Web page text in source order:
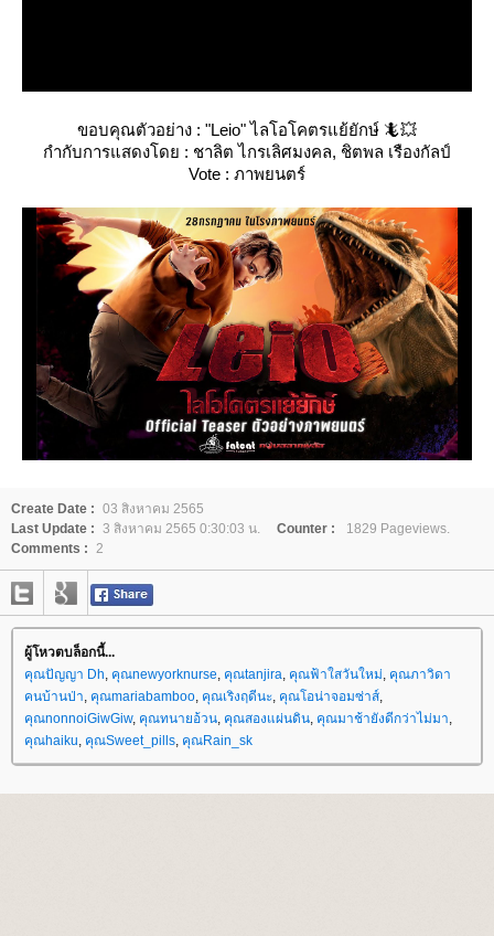
ขอบคุณตัวอย่าง : "Leio" ไลโอโคตรแย้ยักษ์ 🦎💥
กำกับการแสดงโดย : ชาลิต ไกรเลิศมงคล, ชิตพล เรืองกัลป์
Vote : ภาพยนตร์
Create Date : 03 สิงหาคม 2565
Last Update : 3 สิงหาคม 2565 0:30:03 น. Counter :
1829 Pageviews.
Comments : 2
ผู้โหวตบล็อกนี้...
คุณปัญญา Dh, คุณnewyorknurse, คุณtanjira, คุณฟ้าใสวันใหม่, คุณภาวิดา
คนบ้านป่า, คุณmariabamboo, คุณเริงฤดีนะ, คุณโอน่าจอมซ่าส์,
คุณnonnoiGiwGiw, คุณทนายอ้วน, คุณสองแผ่นดิน, คุณมาช้ายังดีกว่าไม่มา,
คุณhaiku, คุณSweet_pills, คุณRain_sk